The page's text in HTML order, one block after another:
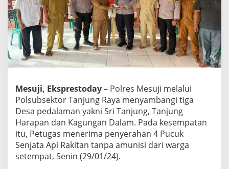
a
T
e
r
i
m
u
c
u
k
S
e
n
j
Mesuji, Eksprestoday– Polres Mesuji melalui
Polsubsektor Tanjung Raya menyambangi tiga
Desa pedalaman yakni Sri Tanjung, Tanjung
Harapan dan Kagungan Dalam. Pada kesempatan
itu, Petugas menerima penyerahan 4 Pucuk
Senjata Api Rakitan tanpa amunisi dari warga
setempat, Senin (29/01/24).